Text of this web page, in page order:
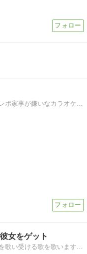
うたスキ動画裏話やコスプレ衣装製作レポ家事が嫌いなカラオケ、コスプレなどの趣味に生きている不良主婦の日記です。
女をゲット
中年オヤジがカラオケで盛り上がる歌を歌い受ける歌を歌います。バラードを上手く歌って好きな女性の気持をゲット。定番の歌を！